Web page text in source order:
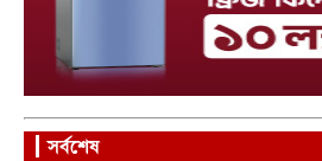
সর্বশেষ